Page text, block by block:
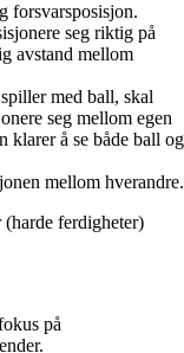
forsvarsposisjon.
seg riktig på
avstand mellom
med ball, skal
seg mellom egen
klarer å se både ball og
mellom hverandre.
ferdigheter)
på